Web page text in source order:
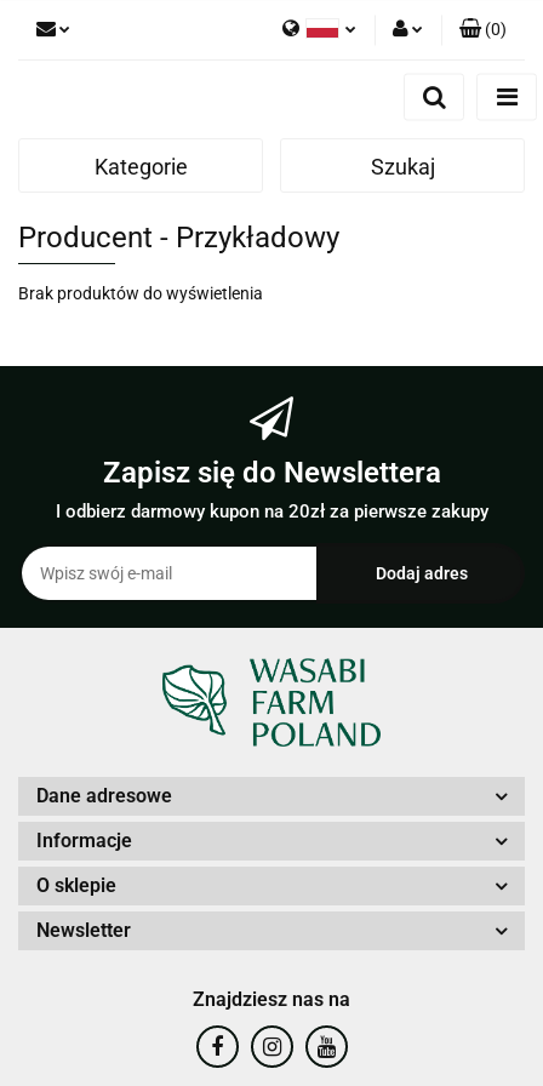
Dodaj zgłoszenie
(0)
Kategorie Szukaj
Producent - Przykładowy
Brak produktów do wyświetlenia
Zapisz się do Newslettera
I odbierz darmowy kupon na 20zł za pierwsze zakupy
Dane adresowe
Informacje
O sklepie
Newsletter
Znajdziesz nas na